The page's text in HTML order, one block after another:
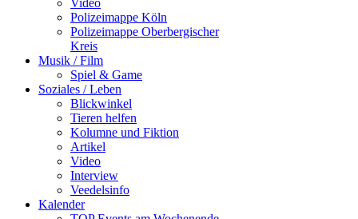
Video
Polizeimappe Köln
Polizeimappe Oberbergischer
Kreis
Musik / Film
Spiel & Game
Soziales / Leben
Blickwinkel
Tieren helfen
Kolumne und Fiktion
Artikel
Video
Interview
Veedelsinfo
Kalender